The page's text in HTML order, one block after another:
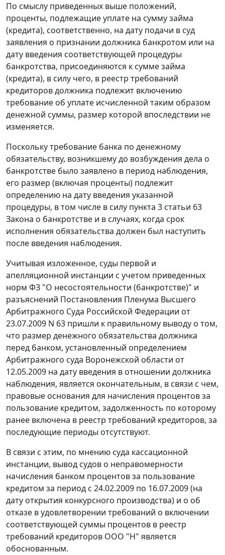
По смыслу приведенных выше положений,
проценты, подлежащие уплате на сумму займа
(кредита), соответственно, на дату подачи в суд
заявления о признании должника банкротом или на
дату введения соответствующей процедуры
банкротства, присоединяются к сумме займа
(кредита), в силу чего, в реестр требований
кредиторов должника подлежит включению
требование об уплате исчисленной таким образом
денежной суммы, размер которой впоследствии не
изменяется.
Поскольку требование банка по денежному
обязательству, возникшему до возбуждения дела о
банкротстве было заявлено в период наблюдения,
его размер (включая проценты) подлежит
определению на дату введения указанной
процедуры, в том числе в силу пункта 3 статьи 63
Закона о банкротстве и в случаях, когда срок
исполнения обязательства должен был наступить
после введения наблюдения.
Учитывая изложенное, суды первой и
апелляционной инстанции с учетом приведенных
норм ФЗ "О несостоятельности (банкротстве)" и
разъяснений Постановления Пленума Высшего
Арбитражного Суда Российской Федерации от
23.07.2009 N 63 пришли к правильному выводу о том,
что размер денежного обязательства должника
перед банком, установленный определением
Арбитражного суда Воронежской области от
12.05.2009 на дату введения в отношении должника
наблюдения, является окончательным, в связи с чем,
правовые основания для начисления процентов за
пользование кредитом, задолженность по которому
ранее включена в реестр требований кредиторов, за
последующие периоды отсутствуют.
В связи с этим, по мнению суда кассационной
инстанции, вывод судов о неправомерности
начисления банком процентов за пользование
кредитом за период с 24.02.2009 по 16.07.2009 (на
дату открытия конкурсного производства) и о об
отказе в удовлетворении требований о включении
соответствующей суммы процентов в реестр
требований кредиторов ООО "Н" является
обоснованным.